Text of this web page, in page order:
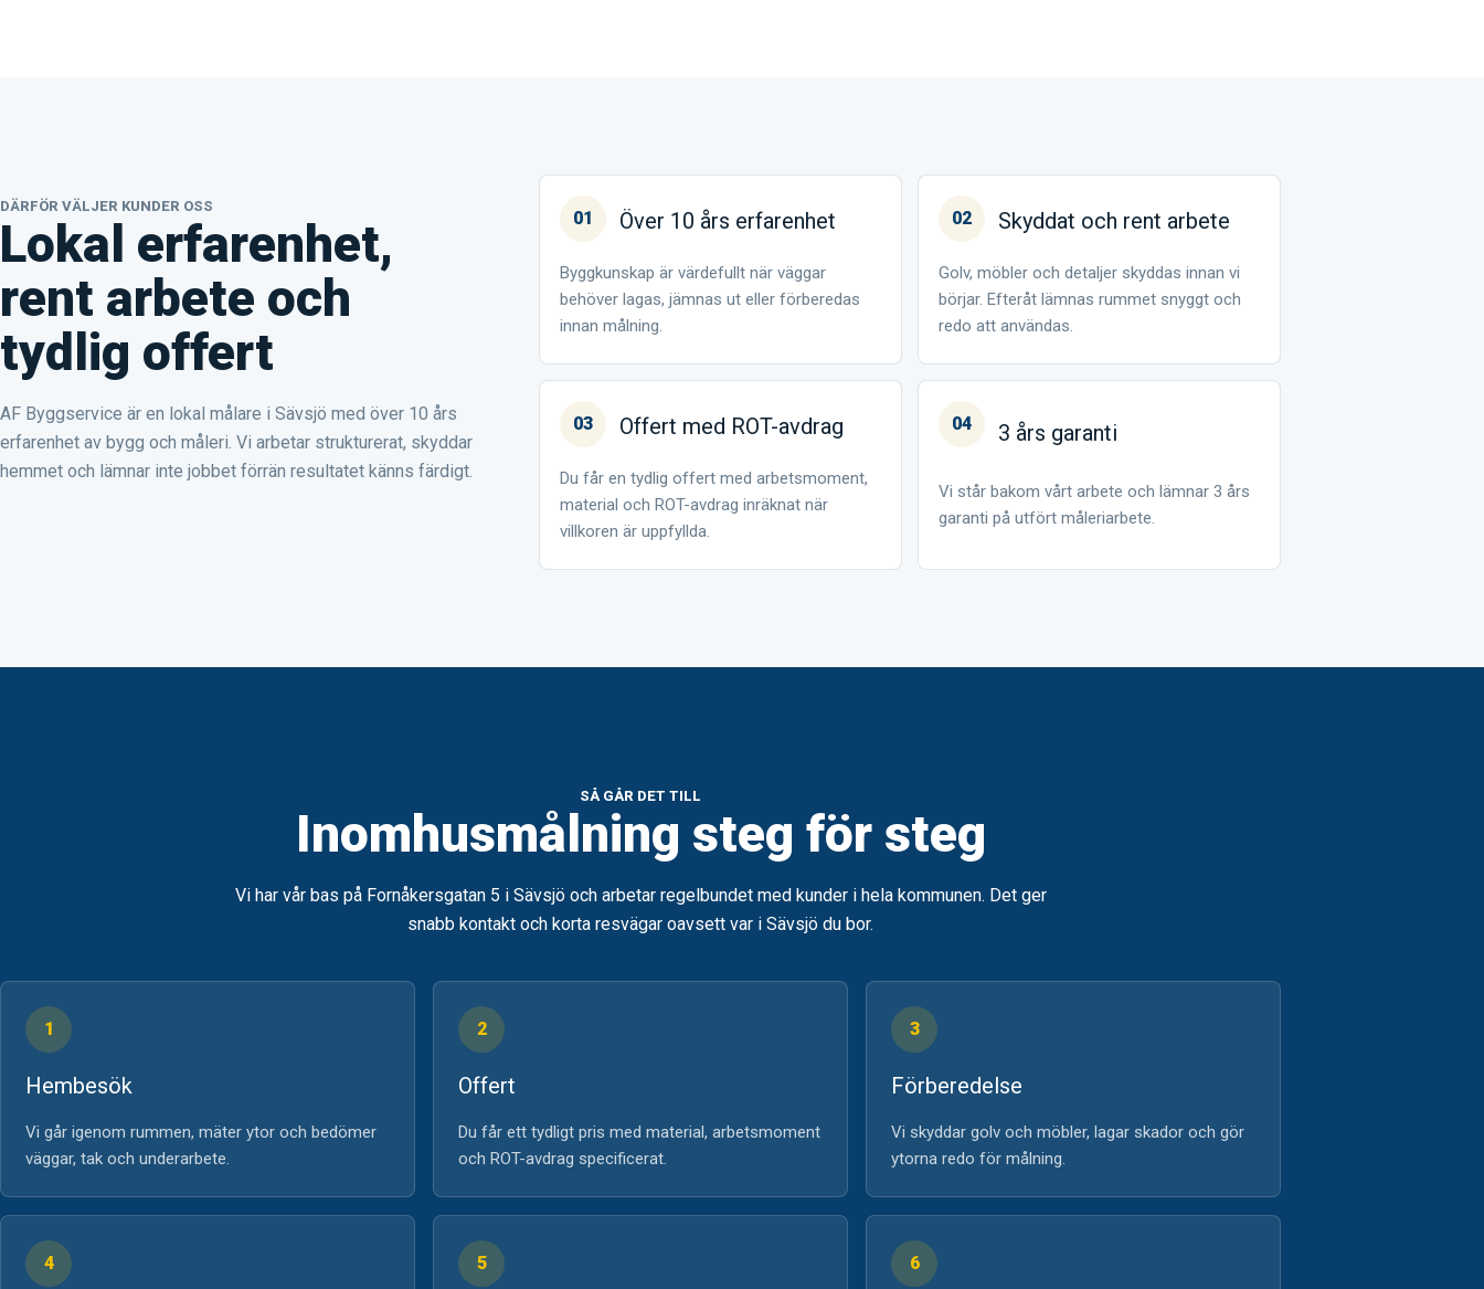
DÄRFÖR VÄLJER KUNDER OSS
Lokal erfarenhet,
rent arbete och
tydlig offert
AF Byggservice är en lokal målare i Sävsjö med över 10 års
erfarenhet av bygg och måleri. Vi arbetar strukturerat, skyddar
hemmet och lämnar inte jobbet förrän resultatet känns färdigt.
01 Över 10 års erfarenhet
Byggkunskap är värdefullt när väggar
behöver lagas, jämnas ut eller förberedas
innan målning.
02 Skyddat och rent arbete
Golv, möbler och detaljer skyddas innan vi
börjar. Efteråt lämnas rummet snyggt och
redo att användas.
03 Offert med ROT-avdrag
Du får en tydlig offert med arbetsmoment,
material och ROT-avdrag inräknat när
villkoren är uppfyllda.
04 3 års garanti
Vi står bakom vårt arbete och lämnar 3 års
garanti på utfört måleriarbete.
SÅ GÅR DET TILL
Inomhusmålning steg för steg
Vi har vår bas på Fornåkersgatan 5 i Sävsjö och arbetar regelbundet med kunder i hela kommunen. Det ger
snabb kontakt och korta resvägar oavsett var i Sävsjö du bor.
1
Hembesök
Vi går igenom rummen, mäter ytor och bedömer
väggar, tak och underarbete.
2
Offert
Du får ett tydligt pris med material, arbetsmoment
och ROT-avdrag specificerat.
3
Förberedelse
Vi skyddar golv och möbler, lagar skador och gör
ytorna redo för målning.
4 5 6